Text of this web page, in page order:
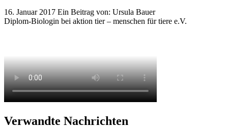
16. Januar 2017 Ein Beitrag von: Ursula Bauer
Diplom-Biologin bei aktion tier – menschen für tiere e.V.
Verwandte Nachrichten